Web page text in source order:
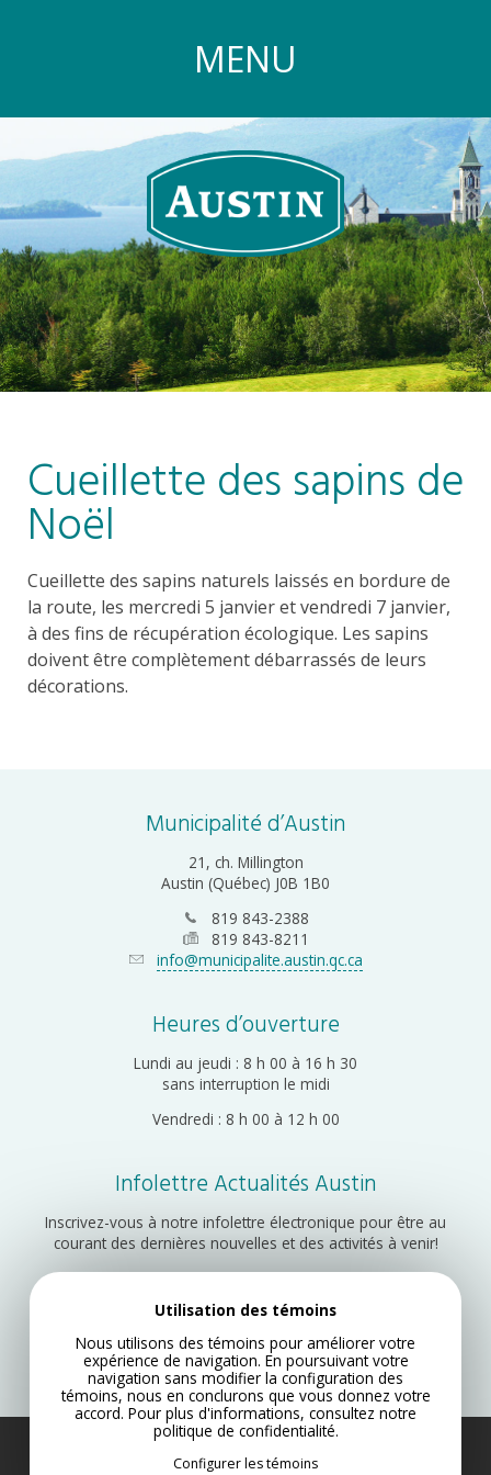
MENU
Cueillette des sapins de
Noël
Cueillette des sapins naturels laissés en bordure de
la route, les mercredi 5 janvier et vendredi 7 janvier,
à des fins de récupération écologique. Les sapins
doivent être complètement débarrassés de leurs
décorations.
Municipalité d’Austin
21, ch. Millington
Austin (Québec) J0B 1B0
819 843-2388
819 843-8211
info@municipalite.austin.qc.ca
Heures d’ouverture
Lundi au jeudi : 8 h 00 à 16 h 30
sans interruption le midi
Vendredi : 8 h 00 à 12 h 00
Infolettre Actualités Austin
Inscrivez-vous à notre infolettre électronique pour être au
courant des dernières nouvelles et des activités à venir!
Inscription
Municipalité d’Austin 2022
Utilisation des témoins
Nous utilisons des témoins pour améliorer votre
expérience de navigation. En poursuivant votre
navigation sans modifier la configuration des
témoins, nous en conclurons que vous donnez votre
accord. Pour plus d'informations, consultez notre
politique de confidentialité.
Configurer les témoins